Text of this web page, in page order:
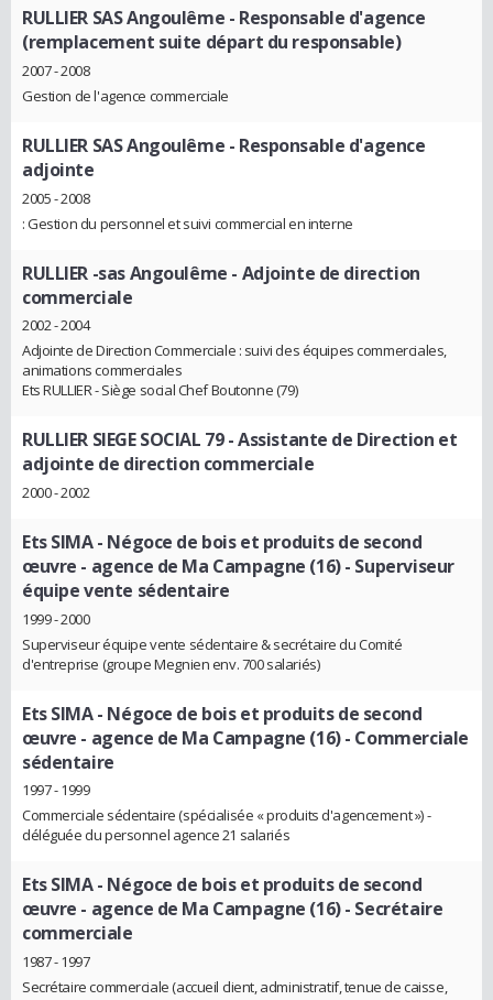
RULLIER SAS Angoulême - Responsable d'agence
(remplacement suite départ du responsable)
2007 - 2008
Gestion de l'agence commerciale
RULLIER SAS Angoulême - Responsable d'agence
adjointe
2005 - 2008
: Gestion du personnel et suivi commercial en interne
RULLIER -sas Angoulême - Adjointe de direction
commerciale
2002 - 2004
Adjointe de Direction Commerciale : suivi des équipes commerciales,
animations commerciales
Ets RULLIER - Siège social Chef Boutonne (79)
RULLIER SIEGE SOCIAL 79- Assistante de Direction et
adjointe de direction commerciale
2000 - 2002
Ets SIMA - Négoce de bois et produits de second
œuvre - agence de Ma Campagne (16)- Superviseur
équipe vente sédentaire
1999 - 2000
Superviseur équipe vente sédentaire & secrétaire du Comité
d'entreprise (groupe Megnien env. 700 salariés)
Ets SIMA - Négoce de bois et produits de second
œuvre - agence de Ma Campagne (16)- Commerciale
sédentaire
1997 - 1999
Commerciale sédentaire (spécialisée « produits d'agencement ») -
déléguée du personnel agence 21 salariés
Ets SIMA - Négoce de bois et produits de second
œuvre - agence de Ma Campagne (16)- Secrétaire
commerciale
1987 - 1997
Secrétaire commerciale (accueil client, administratif, tenue de caisse,